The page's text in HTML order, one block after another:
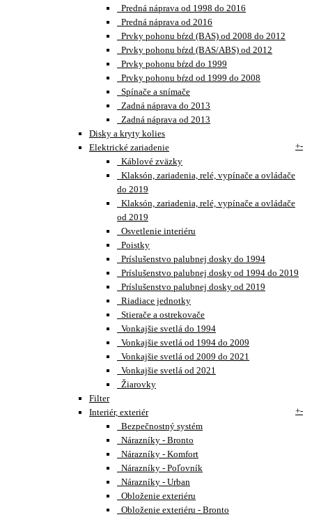
Predná náprava od 1998 do 2016
Predná náprava od 2016
Prvky pohonu bŕzd (BAS) od 2008 do 2012
Prvky pohonu bŕzd (BAS/ABS) od 2012
Prvky pohonu bŕzd do 1999
Prvky pohonu bŕzd od 1999 do 2008
Spínače a snímače
Zadná náprava do 2013
Zadná náprava od 2013
Disky a kryty kolies
Elektrické zariadenie
+-
Káblové zväzky
Klaksón, zariadenia, relé, vypínače a ovládače
do 2019
Klaksón, zariadenia, relé, vypínače a ovládače
od 2019
Osvetlenie interiéru
Poistky
Príslušenstvo palubnej dosky do 1994
Príslušenstvo palubnej dosky od 1994 do 2019
Príslušenstvo palubnej dosky od 2019
Riadiace jednotky
Stierače a ostrekovače
Vonkajšie svetlá do 1994
Vonkajšie svetlá od 1994 do 2009
Vonkajšie svetlá od 2009 do 2021
Vonkajšie svetlá od 2021
Žiarovky
Filter
Interiér, exteriér
+-
Bezpečnostný systém
Nárazníky - Bronto
Nárazníky - Komfort
Nárazníky - Poľovník
Nárazníky - Urban
Obloženie exteriéru
Obloženie exteriéru - Bronto